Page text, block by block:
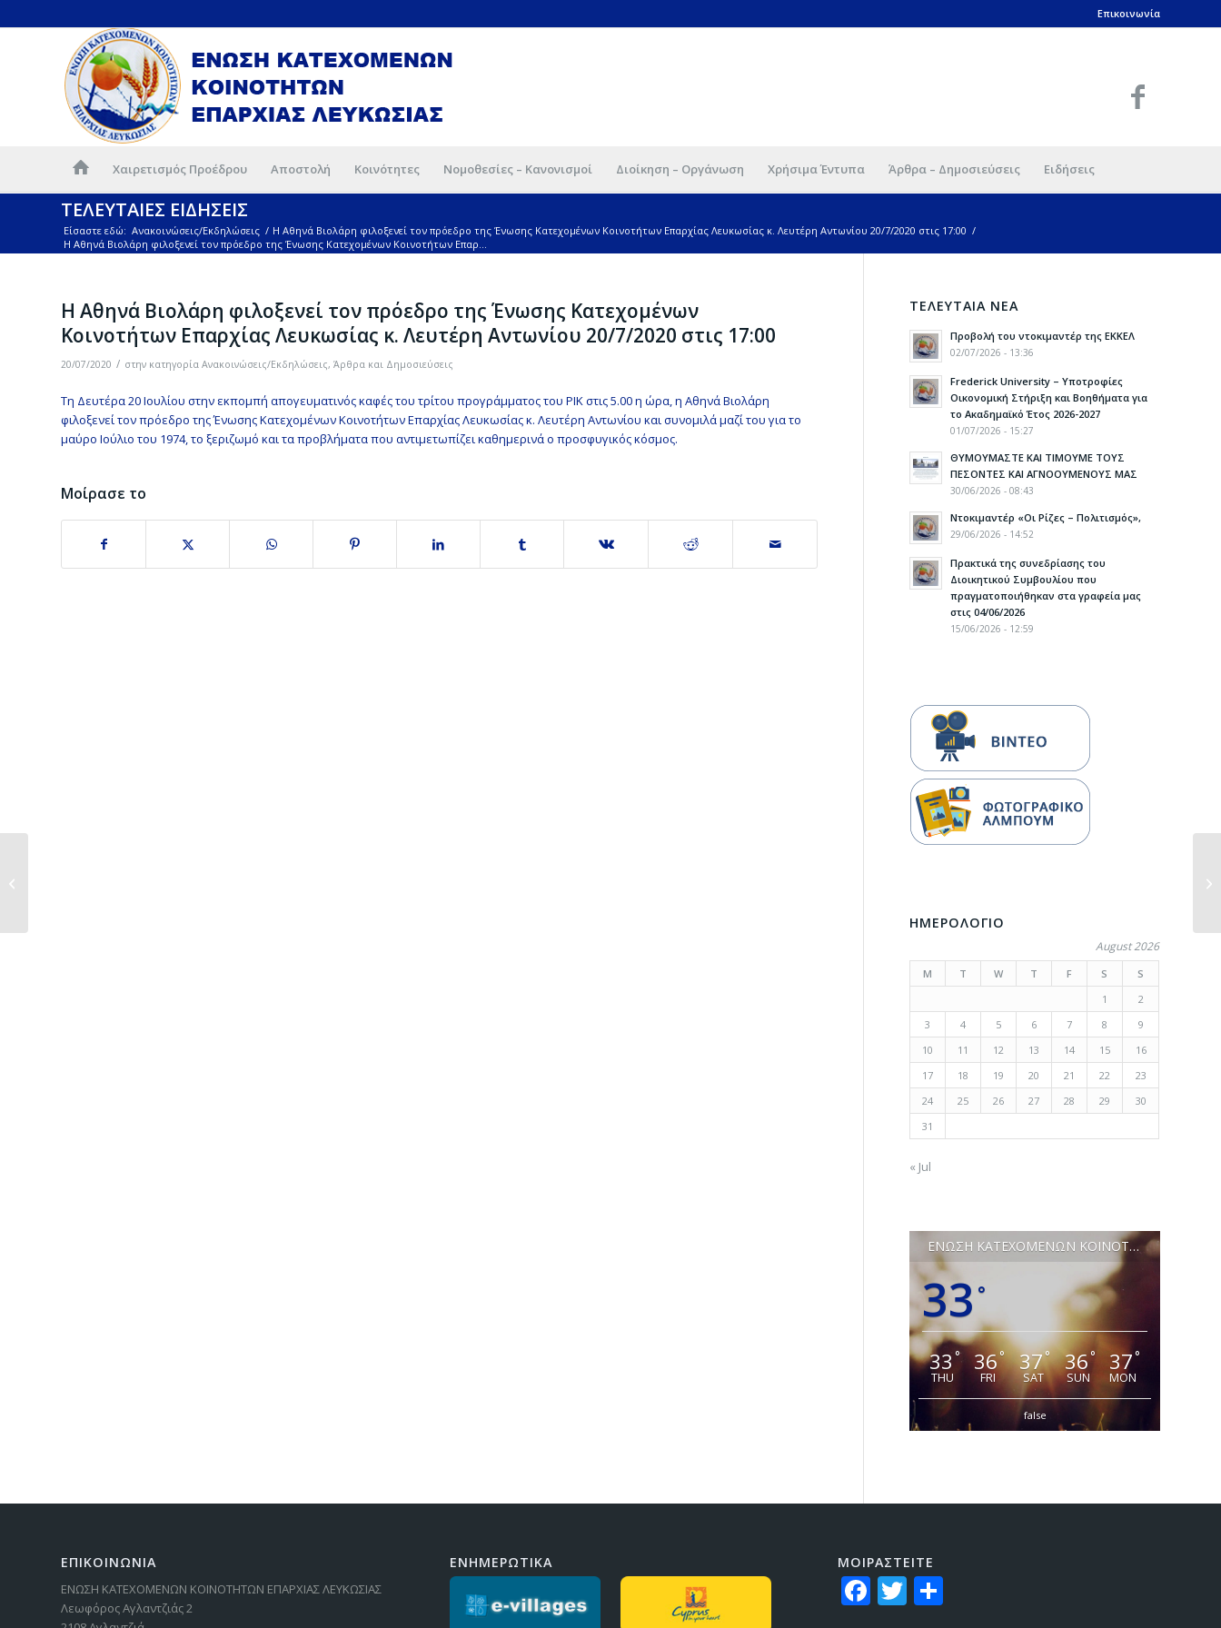
Επικοινωνία
Χαιρετισμός Προέδρου Αποστολή Κοινότητες Νομοθεσίες – Κανονισμοί Διοίκηση – Οργάνωση Χρήσιμα Έντυπα Άρθρα – Δημοσιεύσεις Ειδήσεις
ΤΕΛΕΥΤΑΙΕΣ ΕΙΔΗΣΕΙΣ
Είσαστε εδώ: Ανακοινώσεις/Εκδηλώσεις / Η Αθηνά Βιολάρη φιλοξενεί τον πρόεδρο της Ένωσης Κατεχομένων Κοινοτήτων Επαρχίας Λευκωσίας κ. Λευτέρη Αντωνίου 20/7/2020 στις 17:00 /
Η Αθηνά Βιολάρη φιλοξενεί τον πρόεδρο της Ένωσης Κατεχομένων Κοινοτήτων Επαρ...
Η Αθηνά Βιολάρη φιλοξενεί τον πρόεδρο της Ένωσης Κατεχομένων
Κοινοτήτων Επαρχίας Λευκωσίας κ. Λευτέρη Αντωνίου 20/7/2020 στις 17:00
20/07/2020 / στην κατηγορία Ανακοινώσεις/Εκδηλώσεις, Άρθρα και Δημοσιεύσεις
Τη Δευτέρα 20 Ιουλίου στην εκπομπή απογευματινός καφές του τρίτου προγράμματος του ΡΙΚ στις 5.00 η ώρα, η Αθηνά Βιολάρη
φιλοξενεί τον πρόεδρο της Ένωσης Κατεχομένων Κοινοτήτων Επαρχίας Λευκωσίας κ. Λευτέρη Αντωνίου και συνομιλά μαζί του για το
μαύρο Ιούλιο του 1974, το ξεριζωμό και τα προβλήματα που αντιμετωπίζει καθημερινά ο προσφυγικός κόσμος.
Μοίρασε το
ΤΕΛΕΥΤΑΙΑ ΝΕΑ
Προβολή του ντοκιμαντέρ της ΕΚΚΕΛ
02/07/2026 - 13:36
Frederick University – Υποτροφίες
Οικονομική Στήριξη και Βοηθήματα για
το Ακαδημαϊκό Έτος 2026-2027
01/07/2026 - 15:27
ΘΥΜΟΥΜΑΣΤΕ ΚΑΙ ΤΙΜΟΥΜΕ ΤΟΥΣ
ΠΕΣΟΝΤΕΣ ΚΑΙ ΑΓΝΟΟΥΜΕΝΟΥΣ ΜΑΣ
30/06/2026 - 08:43
Ντοκιμαντέρ «Οι Ρίζες – Πολιτισμός»,
29/06/2026 - 14:52
Πρακτικά της συνεδρίασης του
Διοικητικού Συμβουλίου που
πραγματοποιήθηκαν στα γραφεία μας
στις 04/06/2026
15/06/2026 - 12:59
ΗΜΕΡΟΛΟΓΙΟ
August 2026
M T W T F S
S
1
2
3
4 5 6 7 8
9
10
11 12 13 14 15
16
17
18 19 20 21 22
23
24
25 26 27 28 29
30
31
« Jul
ΕΝΩΣΗ ΚΑΤΕΧΟΜΕΝΩΝ ΚΟΙΝΟΤΗΤΩΝ ΛΕΥΚΩΣΙΑΣ
33 °
33 °
THU
36°
FRI
37°
SAT
36°
SUN
37°
MON
false
ΕΠΙΚΟΙΝΩΝΙΑ
ΕΝΩΣΗ ΚΑΤΕΧΟΜΕΝΩΝ ΚΟΙΝΟΤΗΤΩΝ ΕΠΑΡΧΙΑΣ ΛΕΥΚΩΣΙΑΣ
Λεωφόρος Αγλαντζιάς 2
ΕΝΗΜΕΡΩΤΙΚΑ ΜΟΙΡΑΣTEITE
Facebook
Twitter